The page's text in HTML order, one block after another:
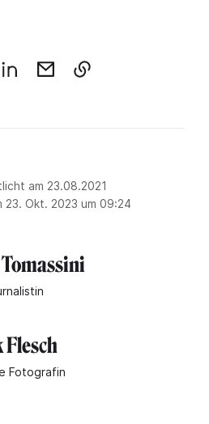
am 23.08.2021
23. Okt. 2023 um 09:24
Flesch
Fotografin